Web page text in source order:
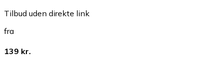
Tilbud uden direkte link
fra
139 kr.